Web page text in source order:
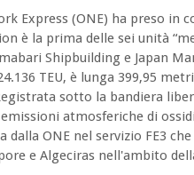
Express (ONE) ha preso in
è la prima delle sei unità
Shipbuilding e Japan
TEU, è lunga 399,95
sotto la bandiera
atmosferiche di
dalla ONE nel servizio FE3
e Algeciras nell'ambito